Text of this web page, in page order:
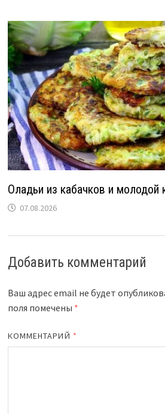
Оладьи из кабачков и молодой
07.08.2026
Добавить комментарий
Ваш адрес email не будет
поля помечены *
КОММЕНТАРИЙ *